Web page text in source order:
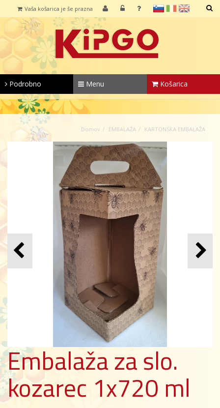
IŠČI
sl it
Vaša košarica je še prazna
Podrobno Menu Košarica
Domov EMBALAŽA KARTONSKA EMBALAŽA
Embalaža za slo.
kozarec 1x720 ml